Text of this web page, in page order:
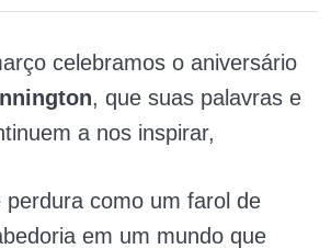
celebramos o aniversário
, que suas palavras e
a nos inspirar,
perdura como um farol de
em um mundo que